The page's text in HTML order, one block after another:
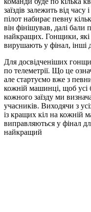
заїздів залежить від
пілот набирає певну
він фінішував, далі бали
найкращих. Гонщики, які
вирушають у фінал, інші
Для досвідченіших
по телеметрії. Що це
але стартуємо вже з
кожній машинці, щоб усі
кожного заїзду ми
учасників. Виходячи з
із кращих кіл на кожній
виправляються у фінал
найкращий